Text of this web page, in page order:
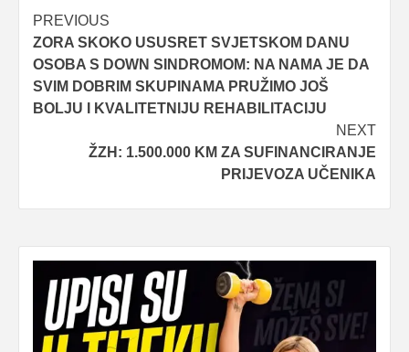
Post
navigation
PREVIOUS
ZORA SKOKO USUSRET SVJETSKOM DANU
OSOBA S DOWN SINDROMOM: NA NAMA JE DA
SVIM DOBRIM SKUPINAMA PRUŽIMO JOŠ
BOLJU I KVALITETNIJU REHABILITACIJU
NEXT
ŽZH: 1.500.000 KM ZA SUFINANCIRANJE
PRIJEVOZA UČENIKA